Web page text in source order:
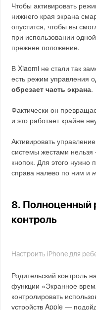
Чтобы активировать
нижнего края экрана
опустится, чтобы вы
при использовании
прежнее положение.
В Xiaomi не стали так
есть режим управления
обрезает часть экрана.
Фактически он
и это работает крайне
Активировать
системы жестами
кнопок. Для этого нужно
справа налево по ним и
8. Полноценный
контроль
Настроить iPhone для
Родительский контроль
функции «Экранное
контролировать
устройств Apple —